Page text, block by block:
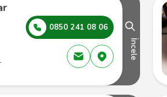
0850 241 08 06
İncele